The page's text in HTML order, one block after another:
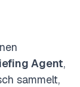
Agent,
sammelt,